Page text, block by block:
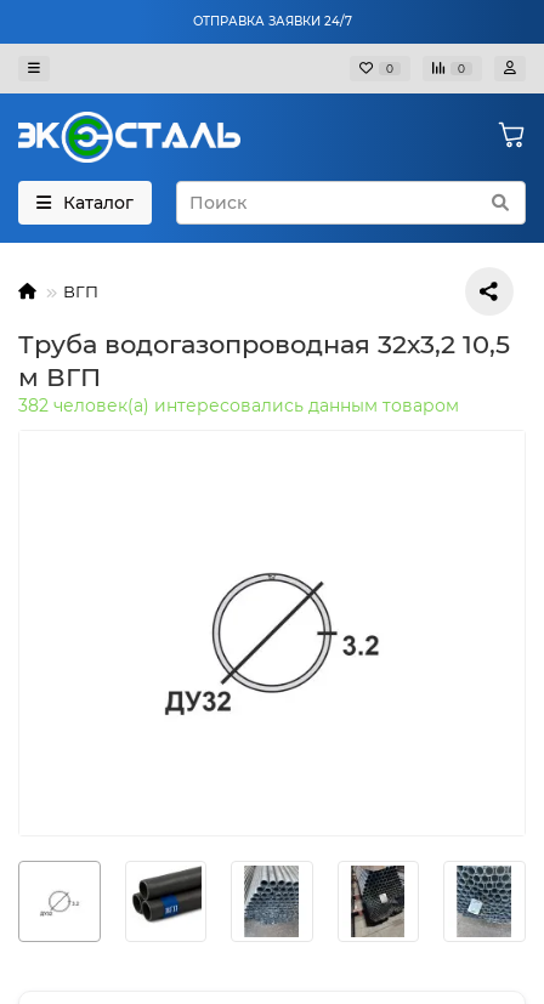
ОТПРАВКА ЗАЯВКИ 24/7
0 0
Каталог
ВГП
Труба водогазопроводная 32х3,2 10,5
м ВГП
382 человек(а) интересовались данным товаром